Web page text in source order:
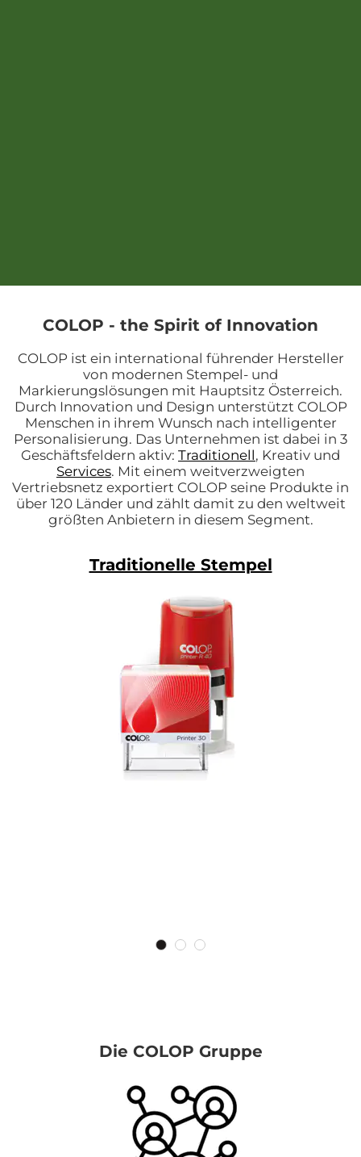
COLOP - the Spirit of Innovation
COLOP ist ein international führender Hersteller
von modernen Stempel- und
Markierungslösungen mit Hauptsitz Österreich.
Durch Innovation und Design unterstützt COLOP
Menschen in ihrem Wunsch nach intelligenter
Personalisierung. Das Unternehmen ist dabei in 3
Geschäftsfeldern aktiv: Traditionell, Kreativ und
Services. Mit einem weitverzweigten
Vertriebsnetz exportiert COLOP seine Produkte in
über 120 Länder und zählt damit zu den weltweit
größten Anbietern in diesem Segment.
Traditionelle Stempel
Die COLOP Gruppe